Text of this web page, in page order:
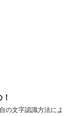
の文字認識方法に